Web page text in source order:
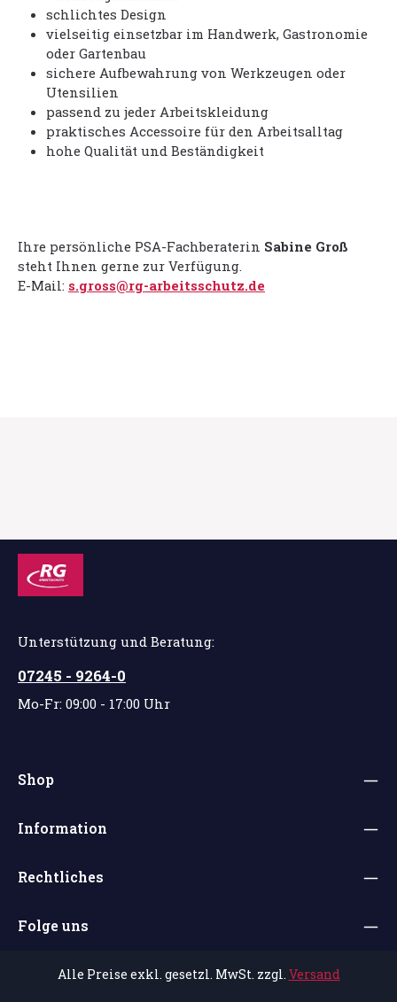
schlichtes Design
vielseitig einsetzbar im Handwerk, Gastronomie
oder Gartenbau
sichere Aufbewahrung von Werkzeugen oder
Utensilien
passend zu jeder Arbeitskleidung
praktisches Accessoire für den Arbeitsalltag
hohe Qualität und Beständigkeit
Ihre persönliche PSA-Fachberaterin Sabine Groß
steht Ihnen gerne zur Verfügung.
E-Mail: s.gross@rg-arbeitsschutz.de
Unterstützung und Beratung:
07245 - 9264-0
Mo-Fr: 09:00 - 17:00 Uhr
Shop
Information
Rechtliches
Folge uns
Alle Preise exkl. gesetzl. MwSt. zzgl. Versand